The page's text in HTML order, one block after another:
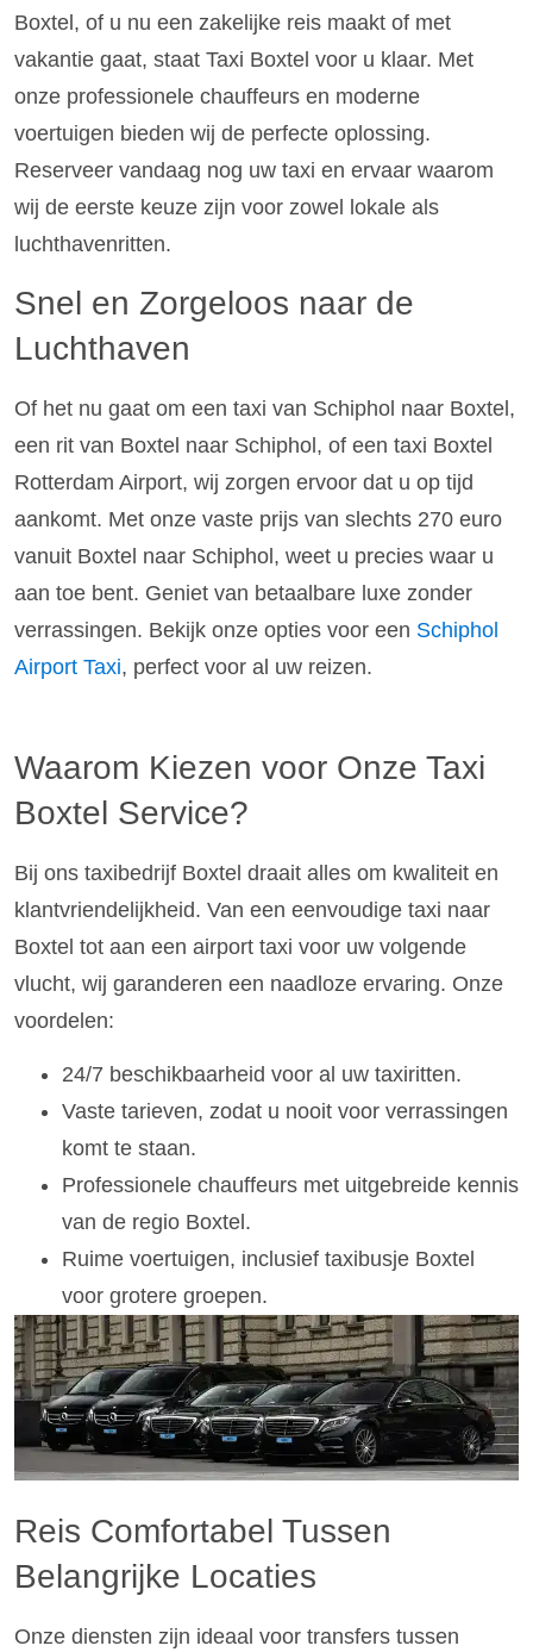
Boxtel, of u nu een zakelijke reis maakt of met
vakantie gaat, staat Taxi Boxtel voor u klaar. Met
onze professionele chauffeurs en moderne
voertuigen bieden wij de perfecte oplossing.
Reserveer vandaag nog uw taxi en ervaar waarom
wij de eerste keuze zijn voor zowel lokale als
luchthavenritten.
Snel en Zorgeloos naar de
Luchthaven
Of het nu gaat om een taxi van Schiphol naar Boxtel,
een rit van Boxtel naar Schiphol, of een taxi Boxtel
Rotterdam Airport, wij zorgen ervoor dat u op tijd
aankomt. Met onze vaste prijs van slechts 270 euro
vanuit Boxtel naar Schiphol, weet u precies waar u
aan toe bent. Geniet van betaalbare luxe zonder
verrassingen. Bekijk onze opties voor een Schiphol
Airport Taxi, perfect voor al uw reizen.
Waarom Kiezen voor Onze Taxi
Boxtel Service?
Bij ons taxibedrijf Boxtel draait alles om kwaliteit en
klantvriendelijkheid. Van een eenvoudige taxi naar
Boxtel tot aan een airport taxi voor uw volgende
vlucht, wij garanderen een naadloze ervaring. Onze
voordelen:
24/7 beschikbaarheid voor al uw taxiritten.
Vaste tarieven, zodat u nooit voor verrassingen
komt te staan.
Professionele chauffeurs met uitgebreide kennis
van de regio Boxtel.
Ruime voertuigen, inclusief taxibusje Boxtel
voor grotere groepen.
Reis Comfortabel Tussen
Belangrijke Locaties
Onze diensten zijn ideaal voor transfers tussen